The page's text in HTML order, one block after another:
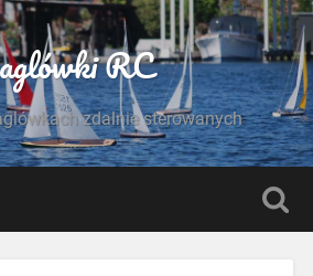
RC
zdalnie sterowanych